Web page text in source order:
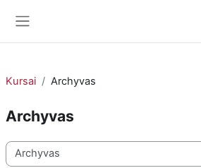
Kursai Archyvas
Archyvas
Kursų kategorijos